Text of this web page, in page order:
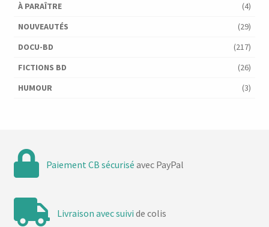
À PARAÎTRE
(4)
NOUVEAUTÉS
(29)
DOCU-BD
(217)
FICTIONS BD
(26)
HUMOUR
(3)
Paiement CB sécurisé avec PayPal
Livraison avec suivi de colis